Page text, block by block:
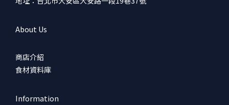
About Us
商店介紹
食材資料庫
Information